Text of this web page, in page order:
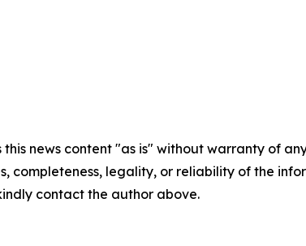
this news content "as is" without warranty of
completeness, legality, or reliability of the
contact the author above.